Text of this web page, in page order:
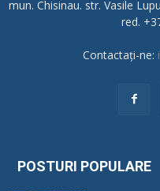
mun. Chisinau. str. Vasile
red.
Contactați-ne:
POSTURI POPULARE